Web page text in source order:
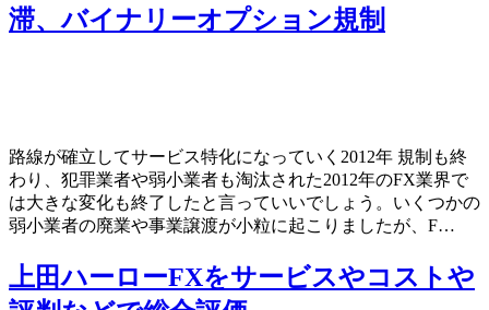
滞、バイナリーオプション規制
路線が確立してサービス特化になっていく2012年 規制も終
わり、犯罪業者や弱小業者も淘汰された2012年のFX業界で
は大きな変化も終了したと言っていいでしょう。いくつかの
弱小業者の廃業や事業譲渡が小粒に起こりましたが、F…
上田ハーローFXをサービスやコストや